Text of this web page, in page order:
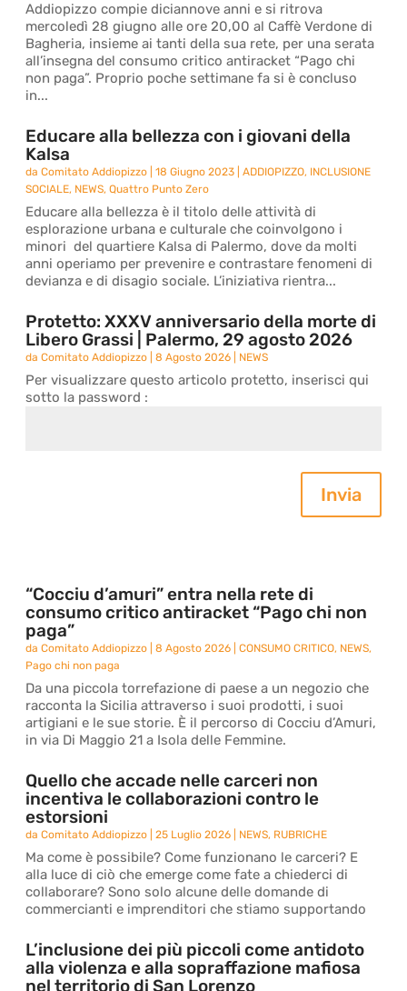
Addiopizzo compie diciannove anni e si ritrova
mercoledì 28 giugno alle ore 20,00 al Caffè Verdone di
Bagheria, insieme ai tanti della sua rete, per una serata
all’insegna del consumo critico antiracket “Pago chi
non paga”. Proprio poche settimane fa si è concluso
in...
Educare alla bellezza con i giovani della
Kalsa
daComitato Addiopizzo |18 Giugno 2023 |ADDIOPIZZO, INCLUSIONE
SOCIALE, NEWS,Quattro Punto Zero
Educare alla bellezza è il titolo delle attività di
esplorazione urbana e culturale che coinvolgono i
minori del quartiere Kalsa di Palermo, dove da molti
anni operiamo per prevenire e contrastare fenomeni di
devianza e di disagio sociale. L’iniziativa rientra...
Protetto: XXXV anniversario della morte di
Libero Grassi | Palermo, 29 agosto 2026
daComitato Addiopizzo |8 Agosto 2026 NEWS
Per visualizzare questo articolo protetto, inserisci qui
sotto la password :
Invia
“Cocciu d’amuri” entra nella rete di
consumo critico antiracket “Pago chi non
paga”
daComitato Addiopizzo |8 Agosto 2026 |CONSUMO CRITICO, NEWS,
Pago chi non paga
Da una piccola torrefazione di paese a un negozio che
racconta la Sicilia attraverso i suoi prodotti, i suoi
artigiani e le sue storie. È il percorso di Cocciu d’Amuri,
in via Di Maggio 21 a Isola delle Femmine.
Quello che accade nelle carceri non
incentiva le collaborazioni contro le
estorsioni
daComitato Addiopizzo |25 Luglio 2026 NEWS, RUBRICHE
Ma come è possibile? Come funzionano le carceri? E
alla luce di ciò che emerge come fate a chiederci di
collaborare? Sono solo alcune delle domande di
commercianti e imprenditori che stiamo supportando
L’inclusione dei più piccoli come antidoto
alla violenza e alla sopraffazione mafiosa
nel territorio di San Lorenzo